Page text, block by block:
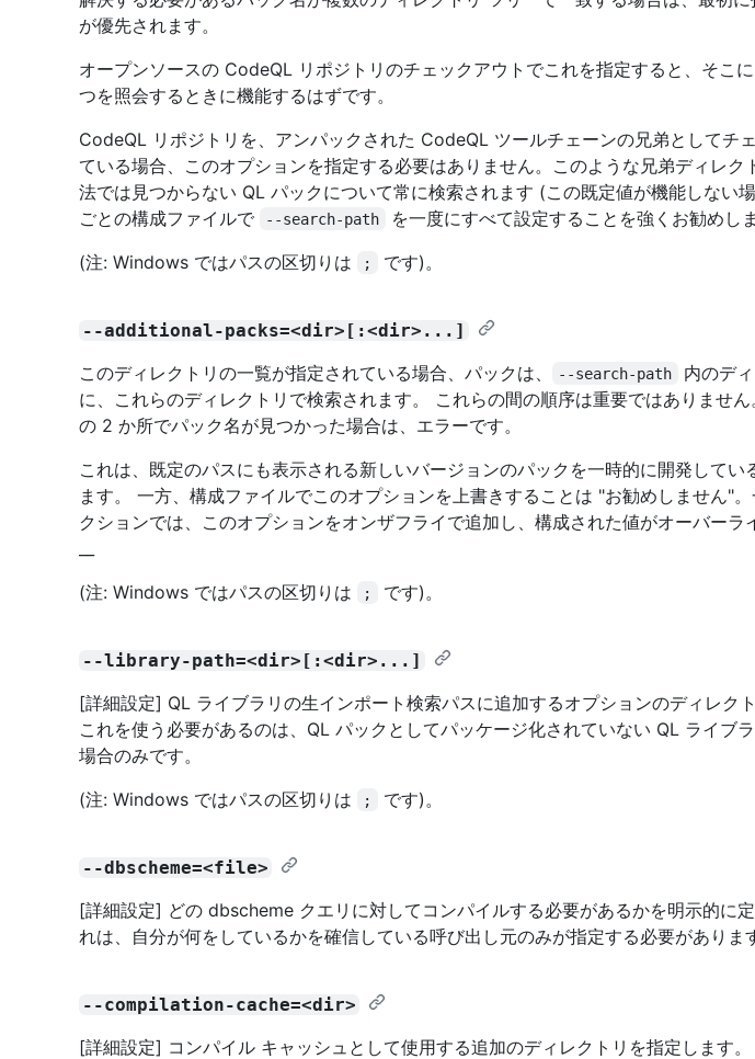
が優先されます。
オープンソースの CodeQL リポジトリのチェックアウトでこれを指定すると、そこ
つを照会するときに機能するはずです。
CodeQL リポジトリを、アンパックされた CodeQL ツールチェーンの兄弟としてチ
ている場合、このオプションを指定する必要はありません。このような兄弟ディレク
法では見つからない QL パックについて常に検索されます (この既定値が機能しない
ごとの構成ファイルで
--search-path
を一度にすべて設定することを強くお勧めしま
(注: Windows ではパスの区切りは
; です)。
--additional-packs=<dir>[:<dir>...]
このディレクトリの一覧が指定されている場合、パックは、 --search-path
内のデ
に、これらのディレクトリで検索されます。 これらの間の順序は重要ではありません
の 2 か所でパック名が見つかった場合は、エラーです。
これは、既定のパスにも表示される新しいバージョンのパックを一時的に開発してい
ます。 一方、構成ファイルでこのオプションを上書きすることは "お勧めしません"
クションでは、このオプションをオンザフライで追加し、構成された値がオーバーラ
(注: Windows ではパスの区切りは
; です)。
--library-path=<dir>[:<dir>...]
[詳細設定] QL ライブラリの生インポート検索パスに追加するオプションのディレクト
これを使う必要があるのは、QL パックとしてパッケージ化されていない QL ライブ
場合のみです。
(注: Windows ではパスの区切りは
; です)。
--dbscheme=<file>
[詳細設定] どの dbscheme クエリに対してコンパイルする必要があるかを明示的に
れは、自分が何をしているかを確信している呼び出し元のみが指定する必要がありま
--compilation-cache=<dir>
[詳細設定] コンパイル キャッシュとして使用する追加のディレクトリを指定します。